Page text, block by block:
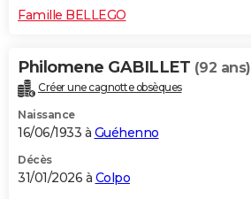
Famille BELLEGO
Philomene GABILLET (92 ans)
Créer une cagnotte obsèques
Naissance
16/06/1933 à Guéhenno
Décès
31/01/2026 à Colpo